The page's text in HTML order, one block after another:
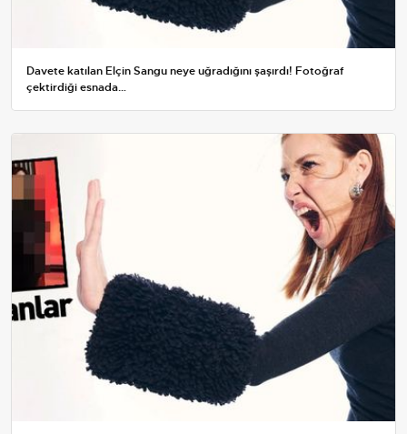
Davete katılan Elçin Sangu neye uğradığını şaşırdı! Fotoğraf
çektirdiği esnada…